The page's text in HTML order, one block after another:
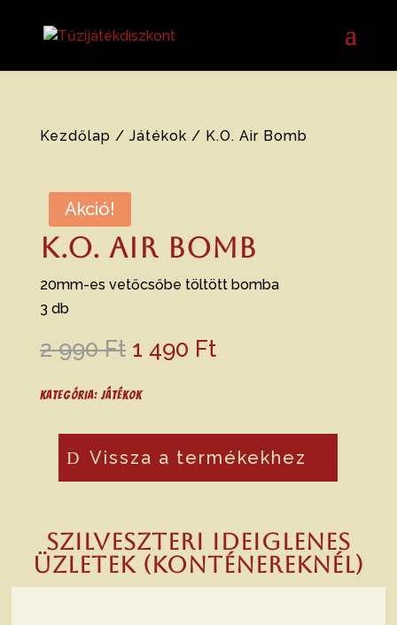
Kezdőlap / Játékok / K.O. Air Bomb
Akció!
K.O. Air Bomb
20mm-es vetőcsőbe töltött bomba
3 db
2 990Ft Original
was:
990 Ft.
1 490 FtCurrent
490 Ft.
Kategória:Játékok
Vissza a termékekhez
Szilveszteri ideiglenes
üzletek (konténereknél)